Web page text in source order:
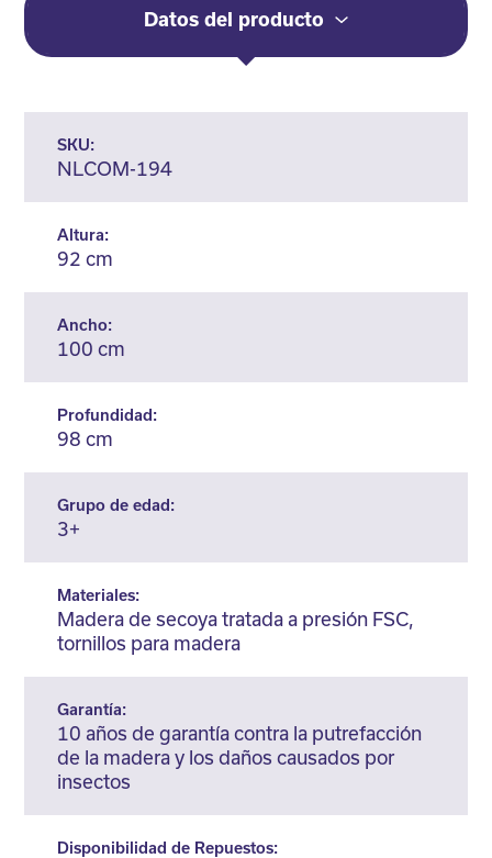
Datos del producto
SKU:
NLCOM-194
Altura:
92 cm
Ancho:
100 cm
Profundidad:
98 cm
Grupo de edad:
3+
Materiales:
Madera de secoya tratada a presión FSC,
tornillos para madera
Garantía:
10 años de garantía contra la putrefacción
de la madera y los daños causados por
insectos
Disponibilidad de Repuestos: